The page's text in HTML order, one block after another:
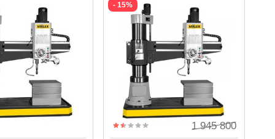
- 15%
1 945 800